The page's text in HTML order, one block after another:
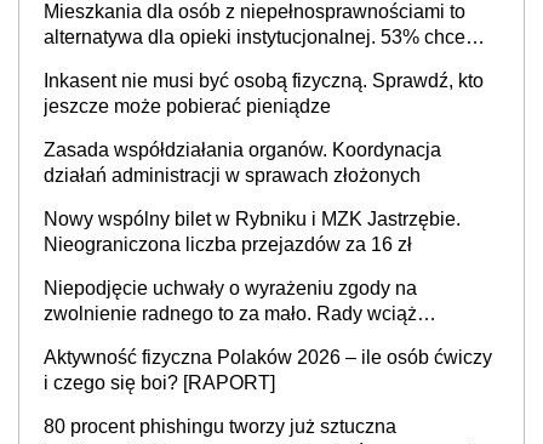
Mieszkania dla osób z niepełnosprawnościami to
alternatywa dla opieki instytucjonalnej. 53% chce
Inkasent nie musi być osobą fizyczną. Sprawdź, kto
jeszcze może pobierać pieniądze
Zasada współdziałania organów. Koordynacja
działań administracji w sprawach złożonych
Nowy wspólny bilet w Rybniku i MZK Jastrzębie.
Nieograniczona liczba przejazdów za 16 zł
Niepodjęcie uchwały o wyrażeniu zgody na
zwolnienie radnego to za mało. Rady wciąż
sprawy
Aktywność fizyczna Polaków 2026 – ile osób ćwiczy
i czego się boi? [RAPORT]
80 procent phishingu tworzy już sztuczna